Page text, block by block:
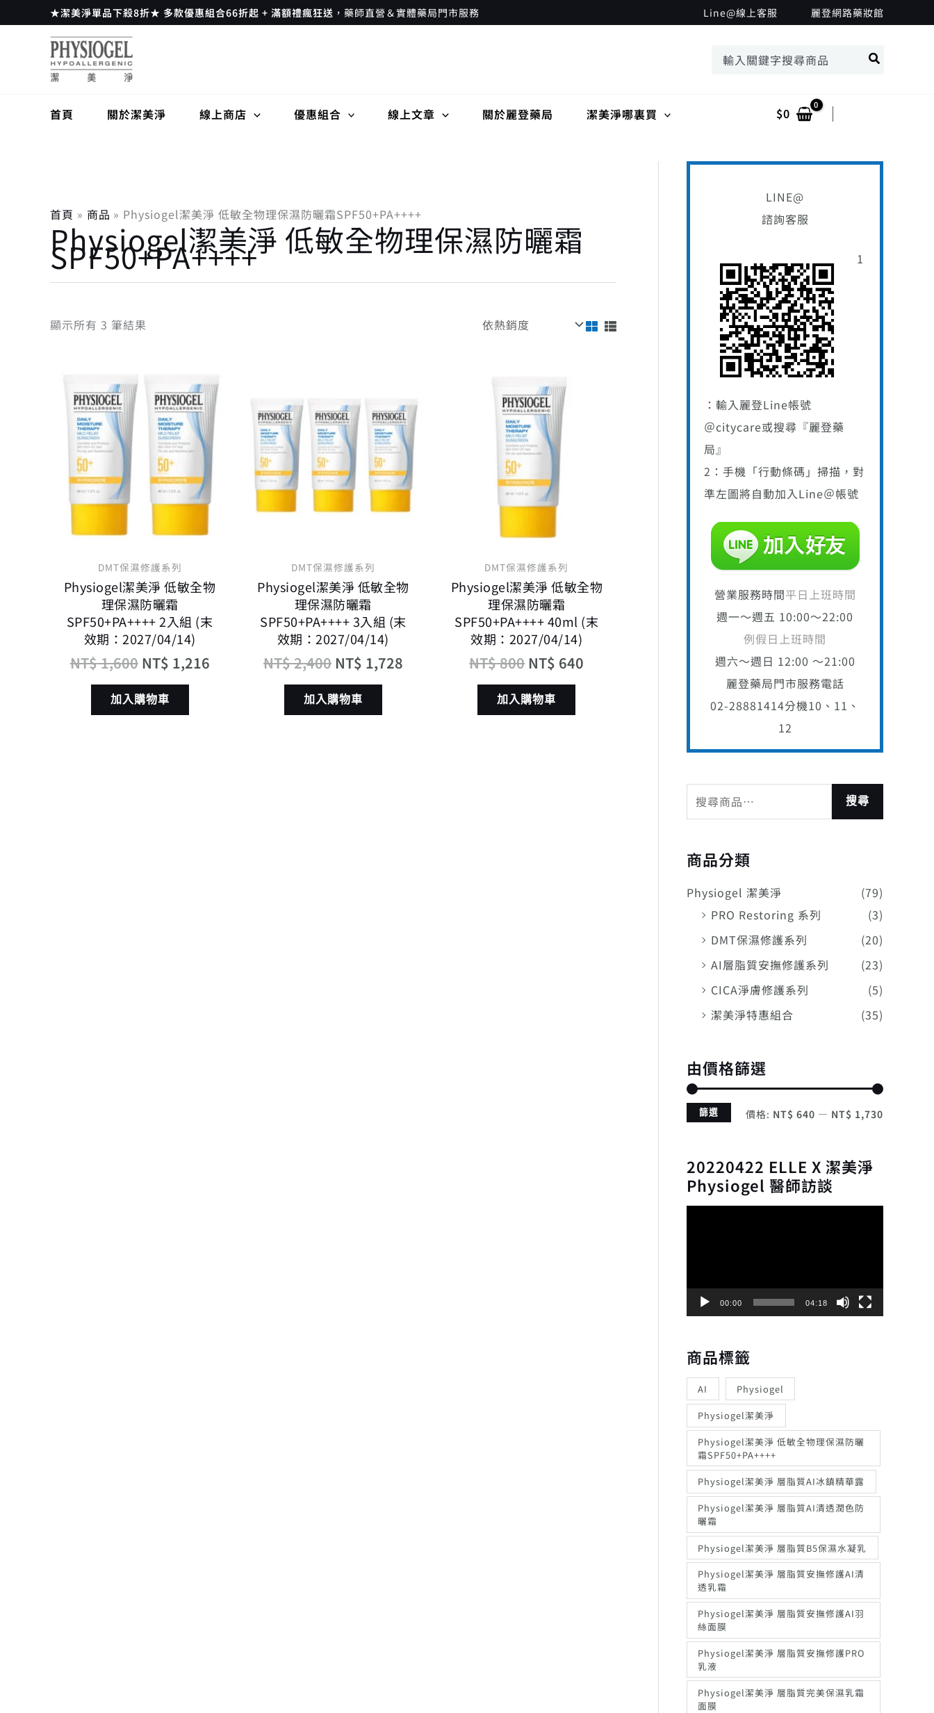
至
★潔美淨單品下殺8折★ 多款優惠組合66折起 + 滿額禮瘋狂送 ，藥師直營＆實體藥局門市服務 Line@線上客服 麗登網路藥妝館
尋：
首頁 關於潔美淨 線上商店 優惠組合 線上文章 關於麗登藥局 潔美淨哪裏買 $0
首頁 商品 Physiogel潔美淨 低敏全物理保濕防曬霜SPF50+PA++++
Physiogel潔美淨 低敏全物理保濕防曬霜
SPF50+PA++++
顯示所有 3 筆結果
依
熱
銷
DMT保濕修護系列
Physiogel潔美淨 低敏全物
理保濕防曬霜
SPF50+PA++++ 2入組 (末
效期：2027/04/14)
NT$1,600
始
價
格：
NT$ 1,600。
NT$ 1,216
前
價
格：
NT$ 1,216。
加入購物車
DMT保濕修護系列
Physiogel潔美淨 低敏全物
理保濕防曬霜
SPF50+PA++++ 3入組 (末
效期：2027/04/14)
NT$2,400
價
格：
NT$ 2,400。
NT$ 1,728
價
格：
NT$ 1,728。
加入購物車
DMT保濕修護系列
Physiogel潔美淨 低敏全物
理保濕防曬霜
SPF50+PA++++ 40ml (末
效期：2027/04/14)
NT$800
始
價
格：
NT$ 800。
NT$ 640
加入購物車
LINE@
諮詢客服
1
：輸入麗登Line帳號
＠citycare或搜尋『麗登藥
局』
2：手機「行動條碼」掃描，對
準左圖將自動加入Line＠帳號
營業服務時間平日上班時間
週一～週五 10:00～22:00
例假日上班時間
週六～週日 12:00 ～21:00
麗登藥局門市服務電話
02-28881414分機10、11、
12
搜尋
商品分類
Physiogel 潔美淨
(79)
PRO Restoring 系列
(3)
DMT保濕修護系列
(20)
AI層脂質安撫修護系列
(23)
CICA淨膚修護系列
(5)
潔美淨特惠組合
(35)
由價格篩選
篩選 價格: NT$ 640 — NT$ 1,730
20220422 ELLE X 潔美淨
Physiogel 醫師訪談
00:00 04:18
商品標籤
AI Physiogel
Physiogel潔美淨
Physiogel潔美淨 低敏全物理保濕防曬
霜SPF50+PA++++
Physiogel潔美淨 層脂質AI冰鎮精華露
Physiogel潔美淨 層脂質AI清透潤色防
曬霜
Physiogel潔美淨 層脂質B5保濕水凝乳
Physiogel潔美淨 層脂質安撫修護AI清
透乳霜
Physiogel潔美淨 層脂質安撫修護AI羽
絲面膜
Physiogel潔美淨 層脂質安撫修護PRO
乳液
Physiogel潔美淨 層脂質完美保濕乳霜
面膜